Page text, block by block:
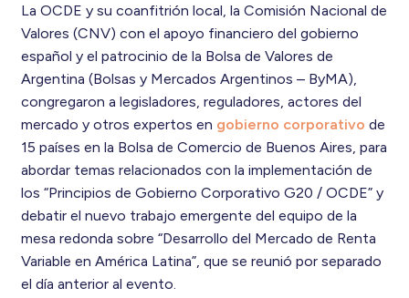
La OCDE y su coanfitrión local, la Comisión Nacional de
Valores (CNV) con el apoyo financiero del gobierno
español y el patrocinio de la Bolsa de Valores de
Argentina (Bolsas y Mercados Argentinos – ByMA),
congregaron a legisladores, reguladores, actores del
mercado y otros expertos en gobierno corporativo de
15 países en la Bolsa de Comercio de Buenos Aires, para
abordar temas relacionados con la implementación de
los “Principios de Gobierno Corporativo G20 / OCDE” y
debatir el nuevo trabajo emergente del equipo de la
mesa redonda sobre “Desarrollo del Mercado de Renta
Variable en América Latina”, que se reunió por separado
el día anterior al evento.